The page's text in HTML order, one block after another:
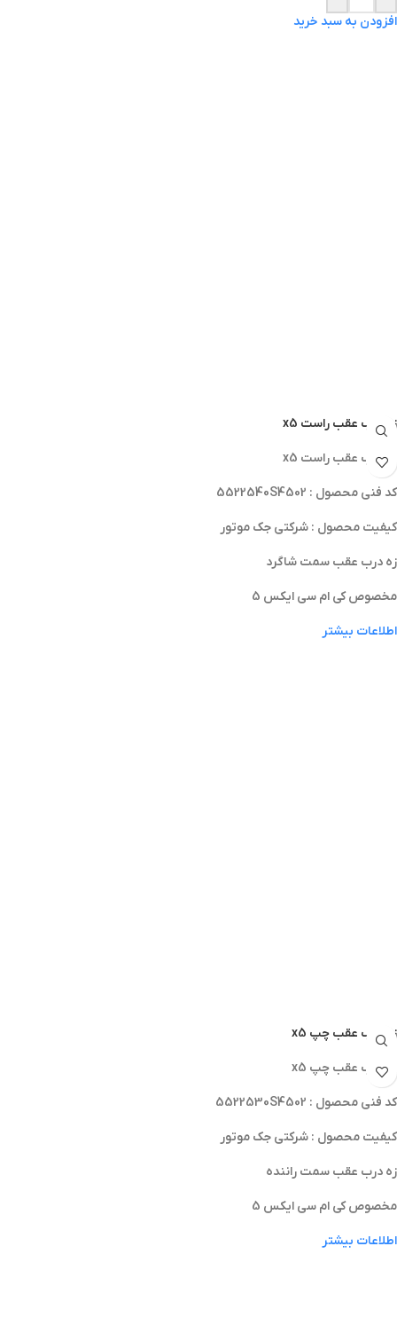
افزودن به سبد خرید
زه درب عقب راست x5
زه درب عقب راست x5
کد فنی محصول : 5522540S4502
کیفیت محصول : شرکتی جک موتور
زه درب عقب سمت شاگرد
مخصوص کی ام سی ایکس 5
اطلاعات بیشتر
زه درب عقب چپ x5
زه درب عقب چپ x5
کد فنی محصول : 5522530S4502
کیفیت محصول : شرکتی جک موتور
زه درب عقب سمت راننده
مخصوص کی ام سی ایکس 5
اطلاعات بیشتر